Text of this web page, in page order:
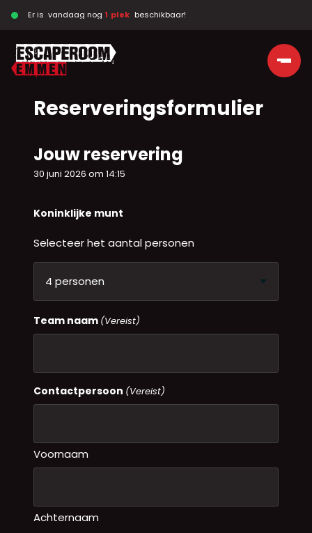
Er is  vandaag nog 1  plek beschikbaar!
Reserveringsformulier
Jouw reservering
30 juni 2026 om 14:15
Koninklijke munt
Selecteer het aantal personen
Team naam (Vereist)
Contactpersoon (Vereist)
Voornaam
Achternaam